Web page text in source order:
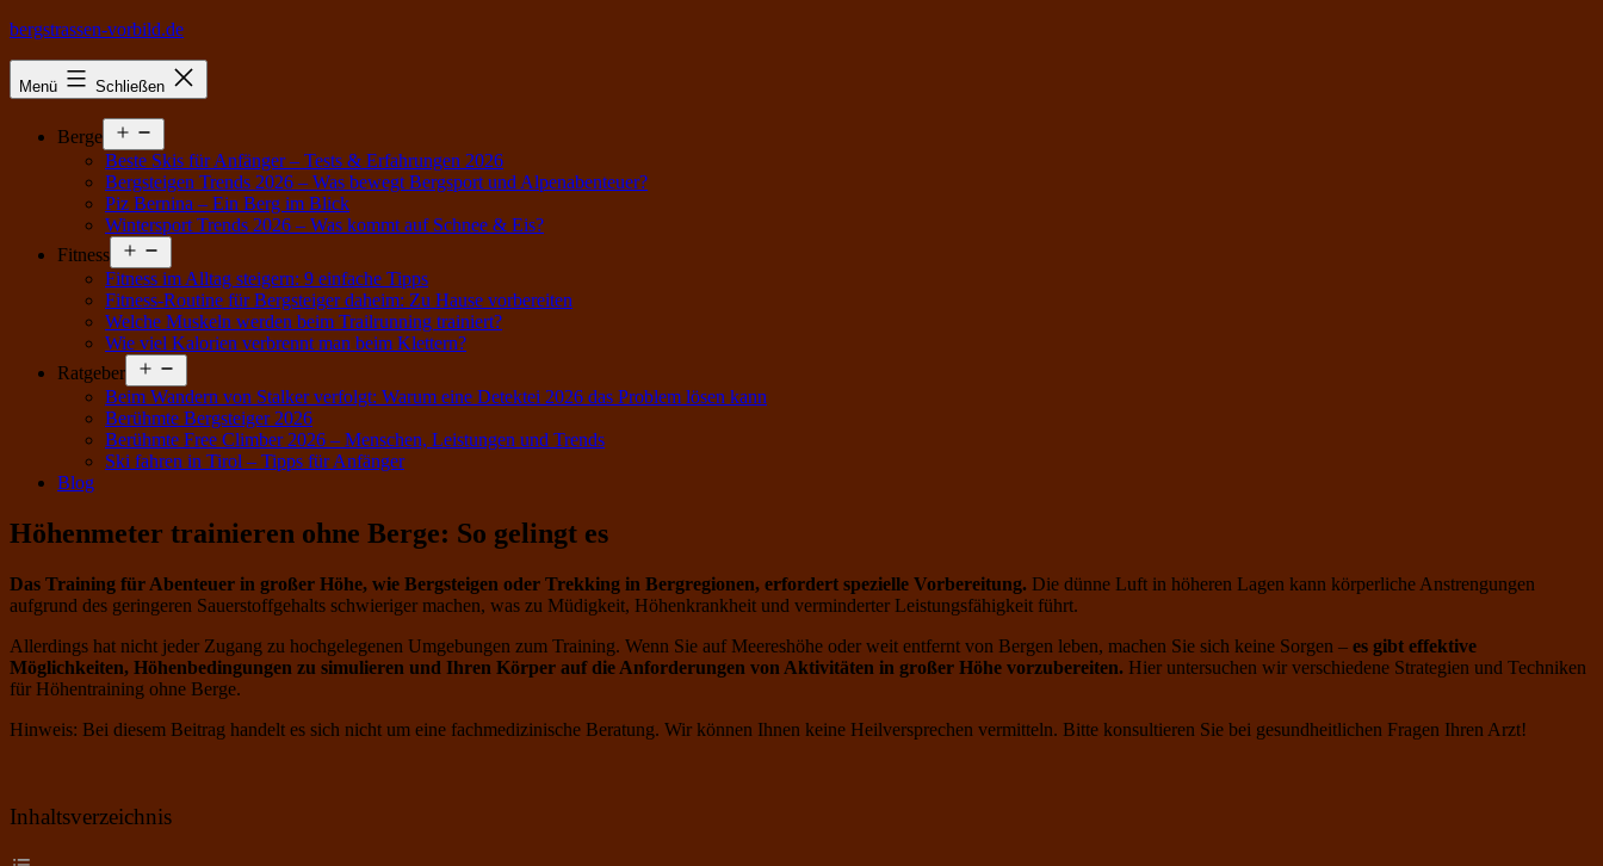
Zum
springen
bergstrassen-vorbild.de
Menü Schließen
Berge
öffnen
Beste Skis für Anfänger – Tests & Erfahrungen 2026
Bergsteigen Trends 2026 – Was bewegt Bergsport und Alpenabenteuer?
Piz Bernina – Ein Berg im Blick
Wintersport Trends 2026 – Was kommt auf Schnee & Eis?
Fitness
öffnen
Fitness im Alltag steigern: 9 einfache Tipps
Fitness-Routine für Bergsteiger daheim: Zu Hause vorbereiten
Welche Muskeln werden beim Trailrunning trainiert?
Wie viel Kalorien verbrennt man beim Klettern?
Ratgeber
öffnen
Beim Wandern von Stalker verfolgt: Warum eine Detektei 2026 das Problem lösen kann
Berühmte Bergsteiger 2026
Berühmte Free Climber 2026 – Menschen, Leistungen und Trends
Ski fahren in Tirol – Tipps für Anfänger
Blog
Höhenmeter trainieren ohne Berge: So gelingt es
Das Training für Abenteuer in großer Höhe, wie Bergsteigen oder Trekking in Bergregionen, erfordert spezielle Vorbereitung. Die dünne Luft in höheren Lagen kann körperliche Anstrengungen
aufgrund des geringeren Sauerstoffgehalts schwieriger machen, was zu Müdigkeit, Höhenkrankheit und verminderter Leistungsfähigkeit führt.
Allerdings hat nicht jeder Zugang zu hochgelegenen Umgebungen zum Training. Wenn Sie auf Meereshöhe oder weit entfernt von Bergen leben, machen Sie sich keine Sorgen – es gibt effektive
Möglichkeiten, Höhenbedingungen zu simulieren und Ihren Körper auf die Anforderungen von Aktivitäten in großer Höhe vorzubereiten. Hier untersuchen wir verschiedene Strategien und Techniken
für Höhentraining ohne Berge.
Hinweis: Bei diesem Beitrag handelt es sich nicht um eine fachmedizinische Beratung. Wir können Ihnen keine Heilversprechen vermitteln. Bitte konsultieren Sie bei gesundheitlichen Fragen Ihren Arzt!
Inhaltsverzeichnis